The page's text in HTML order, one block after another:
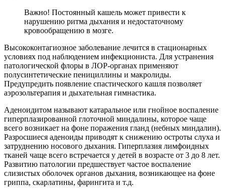
Важно! Постоянный кашель может привести к
нарушению ритма дыхания и недостаточному
кровообращению в мозге.
Высококонтагиозное заболевание лечится в стационарных
условиях под наблюдением инфекциониста. Для устранения
патологической флоры в ЛОР-органах применяют
полусинтетические пенициллины и макролиды.
Предупредить появление спастического кашля позволяет
аэрозольтерапия и дыхательная гимнастика.
Аденоидитом называют катаральное или гнойное воспаление
гиперплазированной глоточной миндалины, которое чаще
всего возникает на фоне поражения гланд (небных миндалин).
Разросшиеся аденоиды приводят к снижению остроты слуха и
затруднению носового дыхания. Гиперплазия лимфоидных
тканей чаще всего встречается у детей в возрасте от 3 до 8 лет.
Развитию патологии предшествует частое воспаление
слизистых оболочек органов дыхания, возникающее на фоне
гриппа, скарлатины, фарингита и т.д.